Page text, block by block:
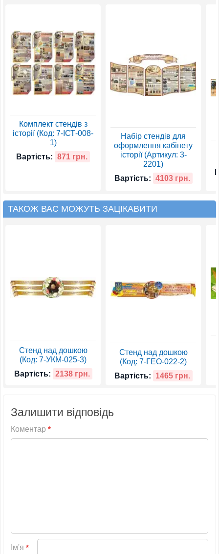
Комплект стендів з
історії (Код: 7-ІСТ-008-
1)
Вартість: 871 грн.
Набір стендів для
оформлення кабінету
історії (Артикул: 3-
2201)
Вартість: 4103 грн.
ТАКОЖ ВАС МОЖУТЬ ЗАЦІКАВИТИ
Стенд над дошкою
(Код: 7-УКМ-025-3)
Вартість: 2138 грн.
Стенд над дошкою
(Код: 7-ГЕО-022-2)
Вартість:
1465 грн.
Залишити відповідь
Коментар *
Ім'я *